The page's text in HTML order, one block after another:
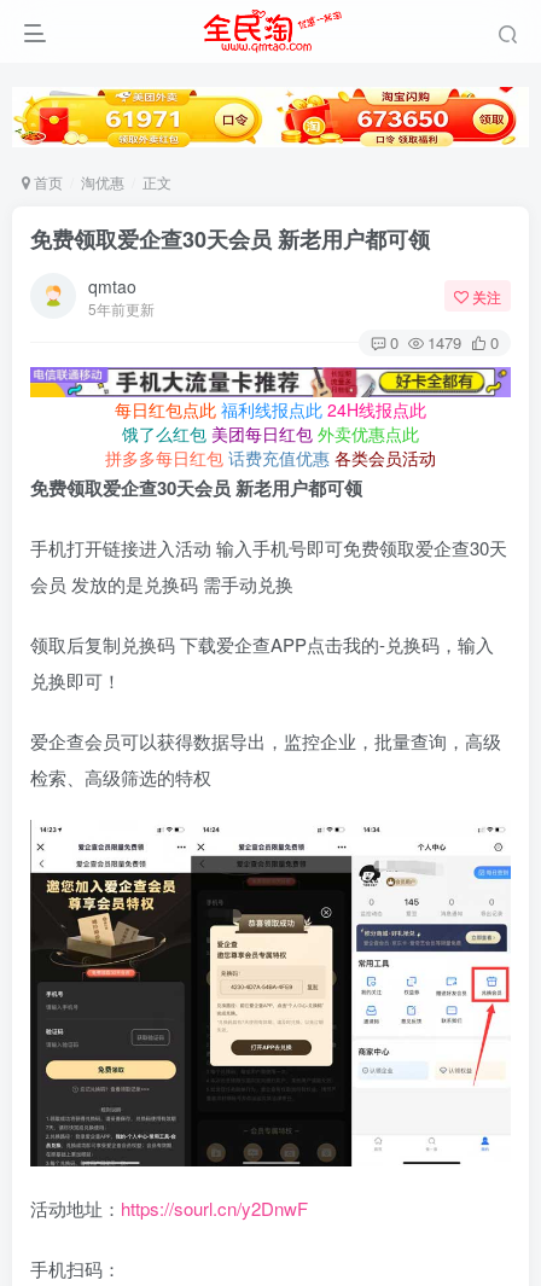
首页 淘优惠 正文
免费领取爱企查30天会员 新老用户都可领
qmtao
5年前更新
关注
0 1479 0
每日红包点此 福利线报点此 24H线报点此
饿了么红包 美团每日红包 外卖优惠点此
拼多多每日红包 话费充值优惠 各类会员活动
免费领取爱企查30天会员 新老用户都可领
手机打开链接进入活动 输入手机号即可免费领取爱企查30天
会员 发放的是兑换码 需手动兑换
领取后复制兑换码 下载爱企查APP点击我的-兑换码，输入
兑换即可！
爱企查会员可以获得数据导出，监控企业，批量查询，高级
检索、高级筛选的特权
活动地址： https://sourl.cn/y2DnwF
手机扫码：